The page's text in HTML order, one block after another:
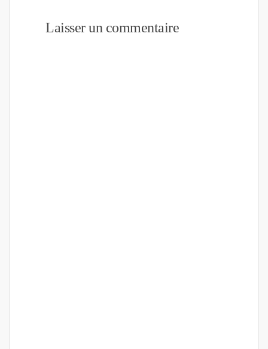
Laisser un commentaire